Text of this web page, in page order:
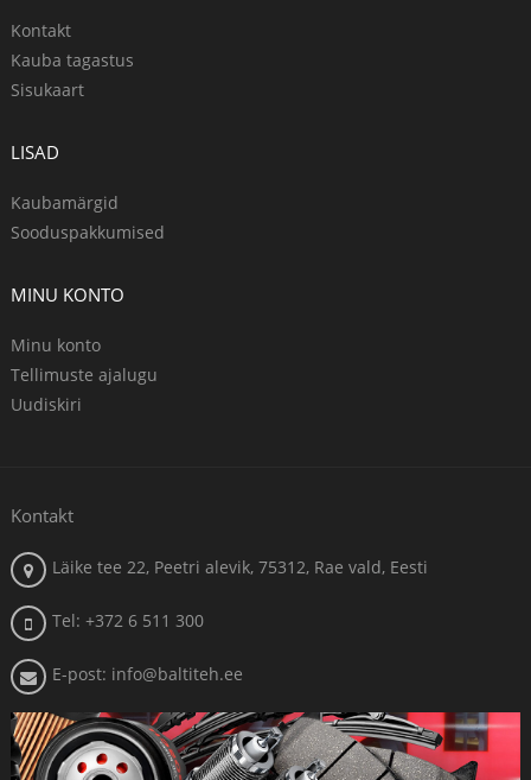
Kontakt
Kauba tagastus
Sisukaart
LISAD
Kaubamärgid
Sooduspakkumised
MINU KONTO
Minu konto
Tellimuste ajalugu
Uudiskiri
Kontakt
Läike tee 22, Peetri alevik, 75312, Rae vald, Eesti
Tel: +372 6 511 300
E-post: info@baltiteh.ee